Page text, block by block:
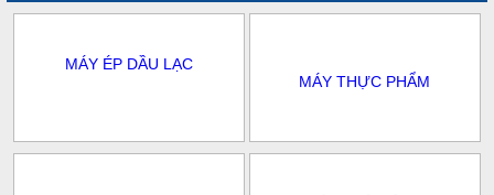
MÁY ÉP DẦU LẠC
MÁY THỰC PHẨM